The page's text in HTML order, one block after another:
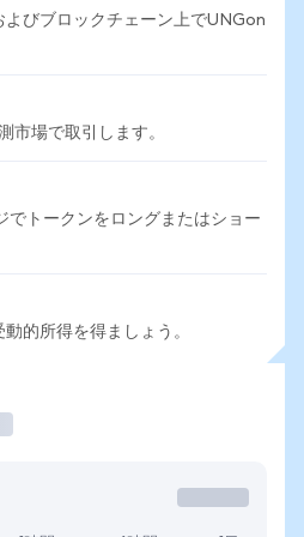
よびブロックチェーン上でUNGon
市場で取引します。
でトークンをロングまたはショー
的所得を得ましょう。